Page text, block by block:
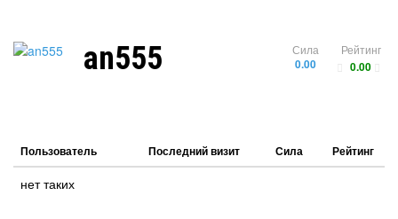
Рейтинг
0.00
Сила
0.00
an555
Пользователь Последний визит Сила Рейтинг
нет таких